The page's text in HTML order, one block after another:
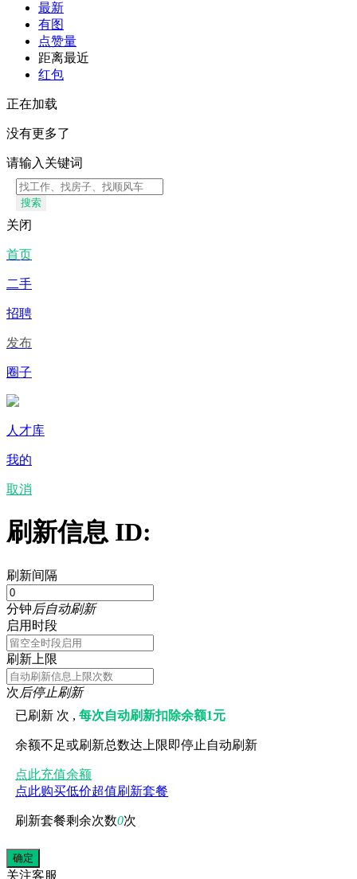
最新
有图
点赞量
距离最近
红包
正在加载
没有更多了
请输入关键词
搜索
关闭
首页
二手
招聘
发布
圈子
人才库
我的
取消
刷新信息 ID:
刷新间隔
分钟后自动刷新
启用时段
刷新上限
次后停止刷新
已刷新 次 ,每次自动刷新扣除余额1元
余额不足或刷新总数达上限即停止自动刷新
点此充值余额
点此购买低价超值刷新套餐
刷新套餐剩余次数0次
关注客服